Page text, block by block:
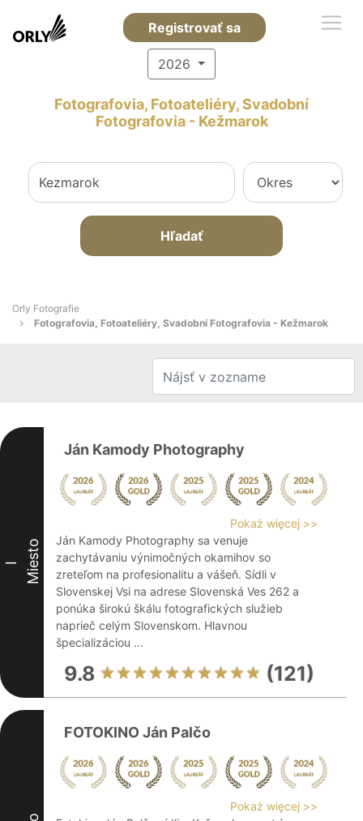
Registrovať sa
2026
Fotografovia, Fotoateliéry, Svadobní
Fotografovia - Kežmarok
Hľadať
Orly Fotografie
Fotografovia, Fotoateliéry, Svadobní Fotografovia - Kežmarok
I Miesto
Ján Kamody Photography
Pokaż więcej >>
Ján Kamody Photography sa venuje
zachytávaniu výnimočných okamihov so
zreteľom na profesionalitu a vášeň. Sídli v
Slovenskej Vsi na adrese Slovenská Ves 262 a
ponúka širokú škálu fotografických služieb
naprieč celým Slovenskom. Hlavnou
špecializáciou ...
9.8 (121)
FOTOKINO Ján Palčo
Pokaż więcej >>